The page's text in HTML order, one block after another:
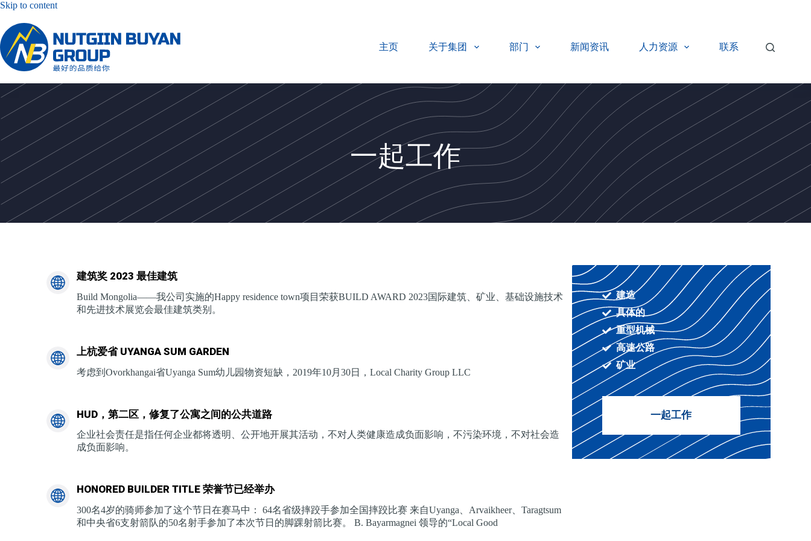
Skip to content
主页 关于集团 部门 新闻资讯 人力资源 联系
一起工作
建筑奖 2023 最佳建筑
Build Mongolia——我公司实施的Happy residence town项目荣获BUILD AWARD 2023国际建筑、矿业、基础设施技术
和先进技术展览会最佳建筑类别。
上杭爱省 UYANGA SUM GARDEN
考虑到Ovorkhangai省Uyanga Sum幼儿园物资短缺，2019年10月30日，Local Charity Group LLC
HUD，第二区，修复了公寓之间的公共道路
企业社会责任是指任何企业都将透明、公开地开展其活动，不对人类健康造成负面影响，不污染环境，不对社会造
成负面影响。
HONORED BUILDER TITLE 荣誉节已经举办
300名4岁的骑师参加了这个节日在赛马中： 64名省级摔跤手参加全国摔跤比赛 来自Uyanga、Arvaikheer、Taragtsum
和中央省6支射箭队的50名射手参加了本次节日的脚踝射箭比赛。 B. Bayarmagnei 领导的“Local Good
建造
具体的
重型机械
高速公路
矿业
一起工作